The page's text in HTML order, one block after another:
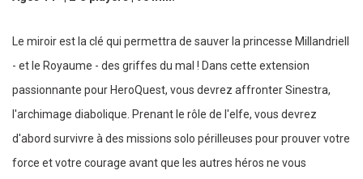
Le miroir est la clé qui permettra de sauver la princesse Millandriell
- et le Royaume - des griffes du mal ! Dans cette extension
passionnante pour HeroQuest, vous devrez affronter Sinestra,
l'archimage diabolique. Prenant le rôle de l'elfe, vous devrez
d'abord survivre à des missions solo périlleuses pour prouver votre
force et votre courage avant que les autres héros ne vous